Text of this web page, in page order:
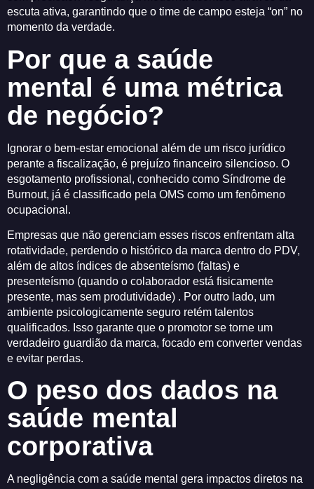
escuta ativa, garantindo que o time de campo esteja “on” no
momento da verdade.
Por que a saúde
mental é uma métrica
de negócio?
Ignorar o bem-estar emocional além de um risco jurídico
perante a fiscalização, é prejuízo financeiro silencioso. O
esgotamento profissional, conhecido como Síndrome de
Burnout, já é classificado pela OMS como um fenômeno
ocupacional.
Empresas que não gerenciam esses riscos enfrentam alta
rotatividade, perdendo o histórico da marca dentro do PDV,
além de altos índices de absenteísmo (faltas) e
presenteísmo (quando o colaborador está fisicamente
presente, mas sem produtividade) . Por outro lado, um
ambiente psicologicamente seguro retém talentos
qualificados. Isso garante que o promotor se torne um
verdadeiro guardião da marca, focado em converter vendas
e evitar perdas.
O peso dos dados na
saúde mental
corporativa
A negligência com a saúde mental gera impactos diretos na